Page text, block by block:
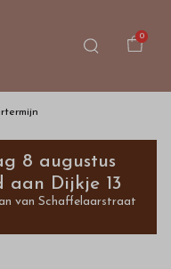
0
8 augustus
aan Dijkje 13
van Schaffelaarstraat